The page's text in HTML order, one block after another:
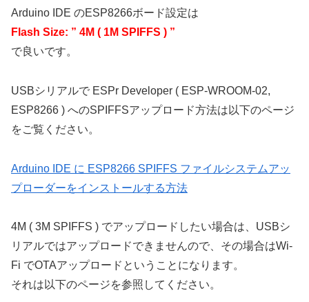
Arduino IDE のESP8266ボード設定は
Flash Size: ” 4M ( 1M SPIFFS ) ”
で良いです。
USBシリアルで ESPr Developer ( ESP-WROOM-02,
ESP8266 ) へのSPIFFSアップロード方法は以下のページ
をご覧ください。
Arduino IDE に ESP8266 SPIFFS ファイルシステムアッ
プローダーをインストールする方法
4M ( 3M SPIFFS ) でアップロードしたい場合は、USBシ
リアルではアップロードできませんので、その場合はWi-
Fi でOTAアップロードということになります。
それは以下のページを参照してください。